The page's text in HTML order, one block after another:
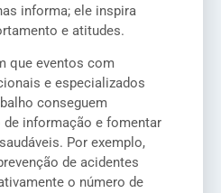
informa; ele inspira
e atitudes.
que eventos com
e especializados
conseguem
de informação e fomentar
Por exemplo,
de acidentes
o número de